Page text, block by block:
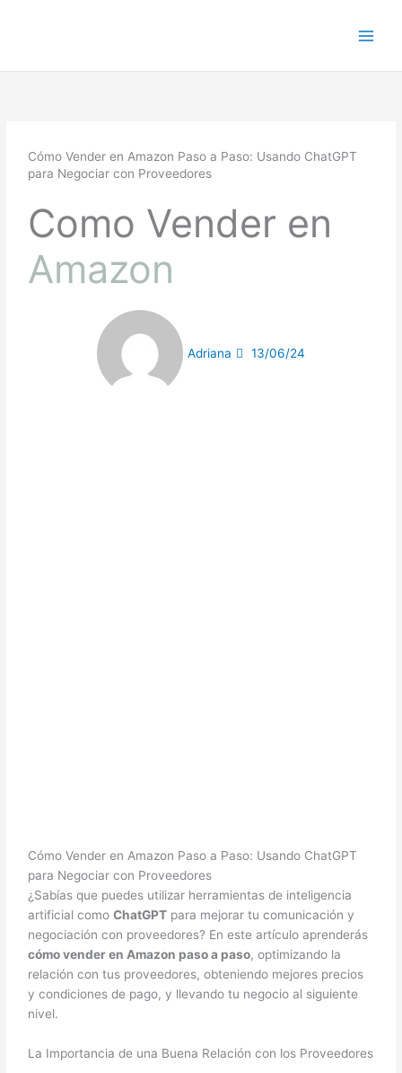
Cómo Vender en Amazon Paso a Paso: Usando ChatGPT
para Negociar con Proveedores
Como Vender en
Amazon
Adriana 13/06/24
Cómo Vender en Amazon Paso a Paso: Usando ChatGPT
para Negociar con Proveedores
¿Sabías que puedes utilizar herramientas de inteligencia
artificial comoChatGPT para mejorar tu comunicación y
negociación con proveedores? En este artículo aprenderás
cómo vender en Amazon paso a paso, optimizando la
relación con tus proveedores, obteniendo mejores precios
y condiciones de pago, y llevando tu negocio al siguiente
nivel.
La Importancia de una Buena Relación con los Proveedores